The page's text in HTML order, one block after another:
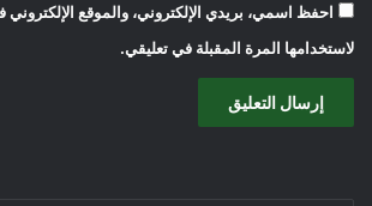
احفظ اسمي، بريدي الإلكتروني، والموقع
لاستخدامها المرة المقبلة في تعليقي.